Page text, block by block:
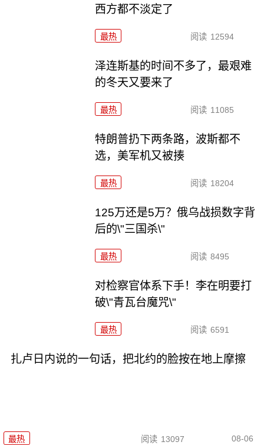
西方都不淡定了
最热 阅读 12594
泽连斯基的时间不多了，最艰难
的冬天又要来了
最热 阅读 11085
特朗普扔下两条路，波斯都不
选，美军机又被揍
最热 阅读 18204
125万还是5万？俄乌战损数字背
后的\"三国杀\"
最热 阅读 8495
对检察官体系下手！李在明要打
破\"青瓦台魔咒\"
最热 阅读 6591
扎卢日内说的一句话，把北约的脸按在地上摩擦
最热 阅读 13097 08-06